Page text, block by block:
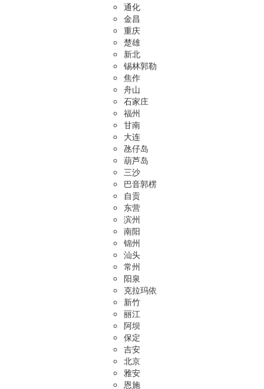
通化
金昌
重庆
楚雄
新北
锡林郭勒
焦作
舟山
石家庄
福州
甘南
大连
氹仔岛
葫芦岛
三沙
巴音郭楞
自贡
东营
滨州
南阳
锦州
汕头
常州
阳泉
克拉玛依
新竹
丽江
阿坝
保定
吉安
北京
雅安
恩施